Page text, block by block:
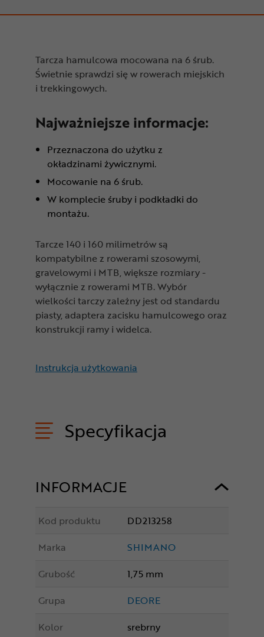
Tarcza hamulcowa mocowana na 6 śrub.
Świetnie sprawdzi się w rowerach miejskich
i trekkingowych.
Najważniejsze informacje:
Przeznaczona do użytku z
okładzinami żywicznymi.
Mocowanie na 6 śrub.
W komplecie śruby i podkładki do
montażu.
Tarcze 140 i 160 milimetrów są
kompatybilne z rowerami szosowymi,
gravelowymi i MTB, większe rozmiary -
wyłącznie z rowerami MTB. Wybór
wielkości tarczy zależny jest od standardu
piasty, adaptera zacisku hamulcowego oraz
konstrukcji ramy i widelca.
Instrukcja użytkowania
Specyfikacja
INFORMACJE
Kod produktu
DD213258
Marka
SHIMANO
Grubość
1,75 mm
Grupa
DEORE
Kolor
srebrny